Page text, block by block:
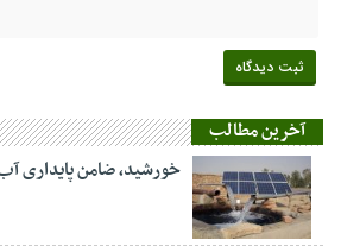
آخرین مطالب
خورشید، ضامن پایداری